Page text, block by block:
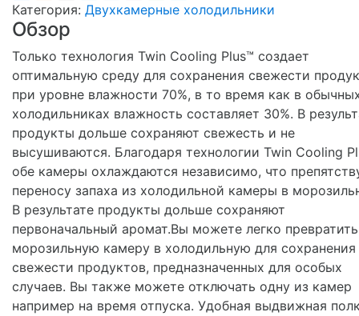
Категория: Двухкамерные холодильники
Обзор
Только технология Twin Cooling Plus™ создает
оптимальную среду для сохранения свежести
при уровне влажности 70%, в то время как в
холодильниках влажность составляет 30%. В
продукты дольше сохраняют свежесть и не
высушиваются. Благодаря технологии Twin Cooling
обе камеры охлаждаются независимо, что
переносу запаха из холодильной камеры в
В результате продукты дольше сохраняют
первоначальный аромат.Вы можете легко превратить
морозильную камеру в холодильную для сохранения
свежести продуктов, предназначенных для особых
случаев. Вы также можете отключать одну из камер
например на время отпуска. Удобная выдвижная